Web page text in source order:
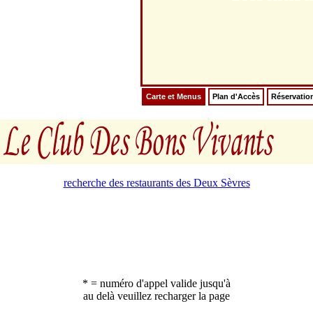
Carte et Menus Plan d'Accès
recherche des restaurants des Deux Sèvres
* = numéro d'appel valide jusqu'à
au delà veuillez recharger la page